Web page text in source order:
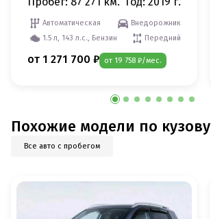
Автоматическая
Внедорожник
1.5 л, 143 л.с., Бензин
Передний
от 1 271 700 ₽ от 19 758 ₽/мес.
Похожие модели по кузову
Все авто с пробегом